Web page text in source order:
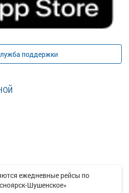
поддержки
ежедневные рейсы по
Шушенское»